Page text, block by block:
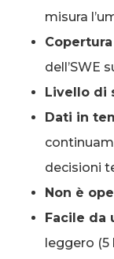
misura
dell’SWE
Livello di
Dati in
decisioni
Non è
Facile da
leggero (5